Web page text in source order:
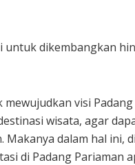
untuk dikembangkan
visi Padang
wisata, agar
dalam hal ini,
di Padang Pariaman